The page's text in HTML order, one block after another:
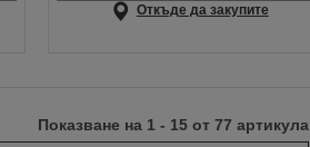
Откъде да закупите
Показване на 1 - 15 от 77 артикула